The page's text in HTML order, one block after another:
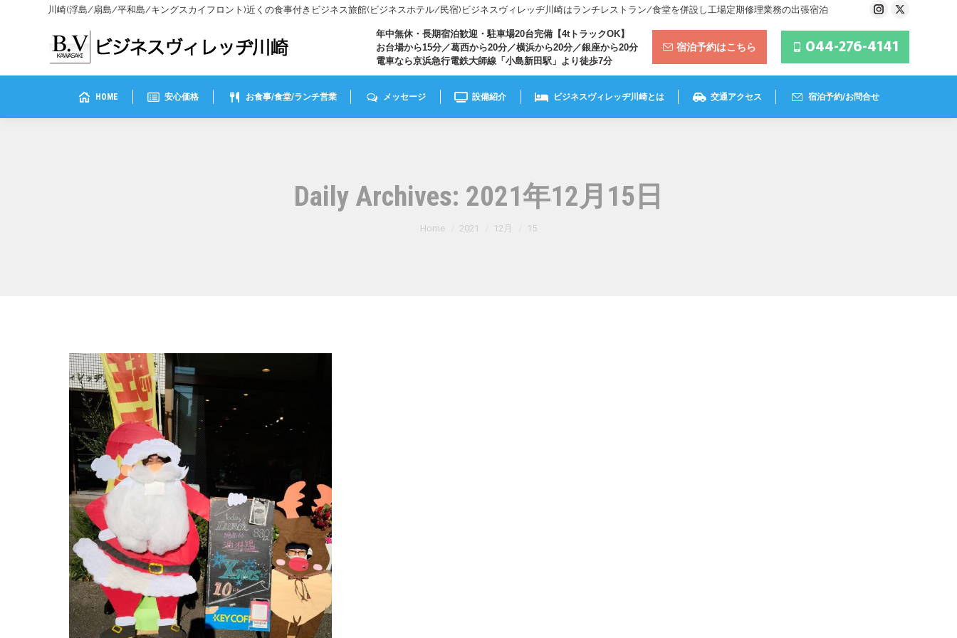
川崎(浮島/扇島/平和島/キングスカイフロント)近くの食事付きビジネス旅館(ビジネスホテル/民宿)ビジネスヴィレッヂ川崎はランチレストラン/食堂を併設し工場定期修理業務の出張宿泊
Instagram
opens
in
new
X
in
年中無休・長期宿泊歓迎・駐車場20台完備【4tトラックOK】
お台場から15分／葛西から20分／横浜から20分／銀座から20分
電車なら京浜急行電鉄大師線「小島新田駅」より徒歩7分
宿泊予約はこちら 044-276-4141
HOME 安心価格 お食事/食堂/ランチ営業 メッセージ 設備紹介 ビジネスヴィレッヂ川崎とは 交通アクセス 宿泊予約/お問合せ
Daily Archives: 2021年12月15日
You are here:
Home 2021 12月 15